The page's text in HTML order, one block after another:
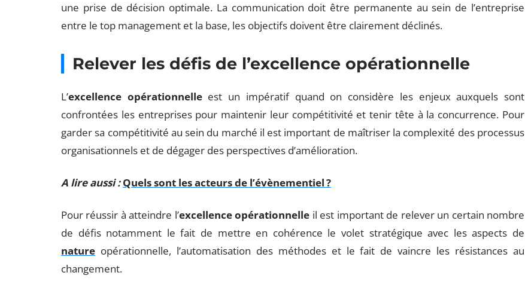
une prise de décision optimale. La communication doit être permanente au sein de l’entreprise
entre le top management et la base, les objectifs doivent être clairement déclinés.
Relever les défis de l’excellence opérationnelle
L’excellence opérationnelle est un impératif quand on considère les enjeux auxquels sont
confrontées les entreprises pour maintenir leur compétitivité et tenir tête à la concurrence. Pour
garder sa compétitivité au sein du marché il est important de maîtriser la complexité des processus
organisationnels et de dégager des perspectives d’amélioration.
A lire aussi : Quels sont les acteurs de l’évènementiel ?
Pour réussir à atteindre l’excellence opérationnelle il est important de relever un certain nombre
de défis notamment le fait de mettre en cohérence le volet stratégique avec les aspects de
nature opérationnelle, l’automatisation des méthodes et le fait de vaincre les résistances au
changement.